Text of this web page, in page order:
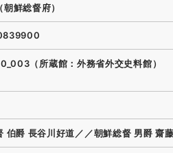
朝鮮総督府）
（所蔵館：外務省外交史料館）
伯爵 長谷川好道／／朝鮮総督 男爵 齋